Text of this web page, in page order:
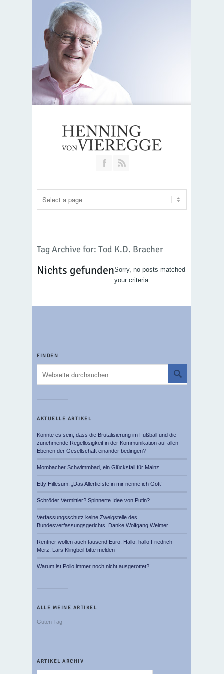
Join our Facebook Group
Tag Archive for: Tod K.D. Bracher
Nichts gefundenSorry, no posts matched
your criteria
FINDEN
AKTUELLE ARTIKEL
Könnte es sein, dass die Brutalisierung im Fußball und die
zunehmende Regellosigkeit in der Kommunikation auf allen
Ebenen der Gesellschaft einander bedingen?
Mombacher Schwimmbad, ein Glücksfall für Mainz
Etty Hillesum: „Das Allertiefste in mir nenne ich Gott“
Schröder Vermittler? Spinnerte Idee von Putin?
Verfassungsschutz keine Zweigstelle des
Bundesverfassungsgerichts. Danke Wolfgang Weimer
Rentner wollen auch tausend Euro. Hallo, hallo Friedrich
Merz, Lars Klingbeil bitte melden
Warum ist Polio immer noch nicht ausgerottet?
ALLE MEINE ARTIKEL
Guten Tag
ARTIKEL ARCHIV